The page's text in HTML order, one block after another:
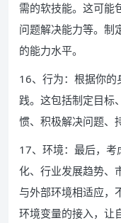
需的软技能。这可能
问题解决能力等。制
的能力水平。
16、行为：根据你的
践。这包括制定目标
惯、积极解决问题、
17、环境：最后，
化、行业发展趋势、
与外部环境相适应，
环境变量的接入，让